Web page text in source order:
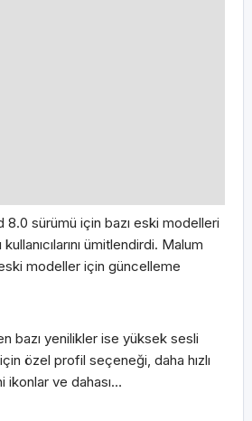
8.0 sürümü için bazı eski modelleri
ümitlendirdi. Malum
modeller için güncelleme
bazı yenilikler ise yüksek sesli
özel profil seçeneği, daha hızlı
ikonlar ve dahası…